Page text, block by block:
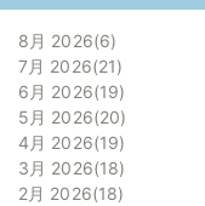
8月 2026 6
7月 2026 21
6月 2026 19
5月 2026 20
4月 2026 19
3月 2026 18
2月 2026 18